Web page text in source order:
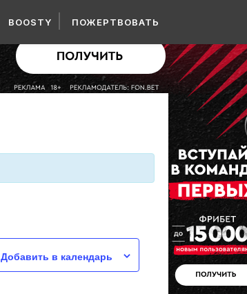
BOOSTY ПОЖЕРТВОВАТЬ
Добавить в календарь